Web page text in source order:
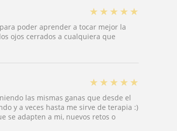
★ ★ ★ ★ ★
poder aprender a tocar mejor la
ojos cerrados a cualquiera que
★ ★ ★ ★ ★
las mismas ganas que desde el
y a veces hasta me sirve de terapia :)
se adapten a mi, nuevos retos o